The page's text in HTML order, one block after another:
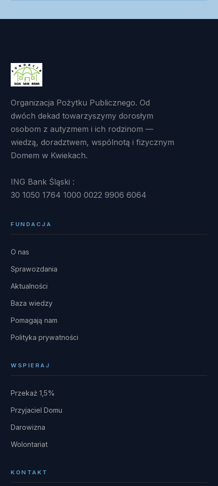
Organizacja Pożytku Publicznego. Od
dwóch dekad towarzyszymy dorosłym
osobom z autyzmem i ich rodzinom —
wiedzą, doradztwem, wspólnotą i fizycznym
Domem w Kwiekach.
ING Bank Śląski :
30 1050 1764 1000 0022 9906 6064
FUNDACJA
O nas
Sprawozdania
Aktualności
Baza wiedzy
Pomagają nam
Polityka prywatności
WSPIERAJ
Przekaż 1,5%
Przyjaciel Domu
Darowizna
Wolontariat
KONTAKT